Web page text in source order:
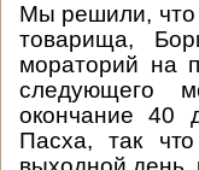
Мы решили, что
товарища,
мораторий на
следующего
окончание 40
Пасха, так